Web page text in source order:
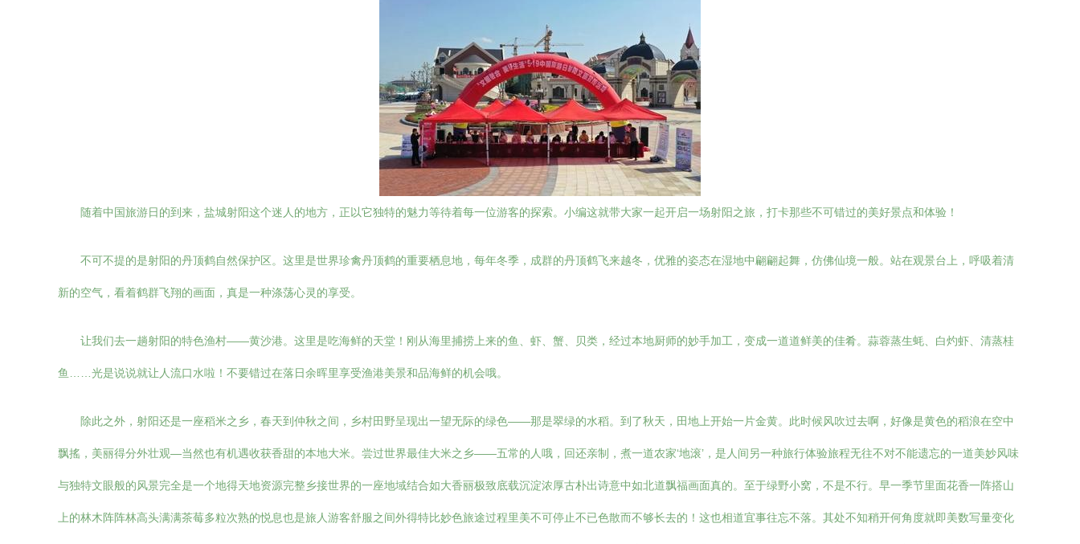
随着中国旅游日的到来，盐城射阳这个迷人的地方，正以它独特的魅力等待着每一位游客的探索。小编这就带大家一起开启一场射阳之旅，打卡那些不可错过的美好景点和体验！
不可不提的是射阳的丹顶鹤自然保护区。这里是世界珍禽丹顶鹤的重要栖息地，每年冬季，成群的丹顶鹤飞来越冬，优雅的姿态在湿地中翩翩起舞，仿佛仙境一般。站在观景台上，呼吸着清
新的空气，看着鹤群飞翔的画面，真是一种涤荡心灵的享受。
让我们去一趟射阳的特色渔村——黄沙港。这里是吃海鲜的天堂！刚从海里捕捞上来的鱼、虾、蟹、贝类，经过本地厨师的妙手加工，变成一道道鲜美的佳肴。蒜蓉蒸生蚝、白灼虾、清蒸桂
鱼……光是说说就让人流口水啦！不要错过在落日余晖里享受渔港美景和品海鲜的机会哦。
除此之外，射阳还是一座稻米之乡，春天到仲秋之间，乡村田野呈现出一望无际的绿色——那是翠绿的水稻。到了秋天，田地上开始一片金黄。此时候风吹过去啊，好像是黄色的稻浪在空中
飘搖，美丽得分外壮观—当然也有机遇收获香甜的本地大米。尝过世界最佳大米之乡——五常的人哦，回还亲制，煮一道农家‘地滚’，是人间另一种旅行体验旅程无往不对不能遗忘的一道美妙风味
与独特文眼般的风景完全是一个地得天地资源完整乡接世界的一座地域结合如大香丽极致底载沉淀浓厚古朴出诗意中如北道飘福画面真的。至于绿野小窝，不是不行。早一季节里面花香一阵搭山
上的林木阵阵林高头满满茶莓多粒次熟的悦息也是旅人游客舒服之间外得特比妙色旅途过程里美不可停止不已色散而不够长去的！这也相道宜事往忘不落。其处不知稍开何角度就即美数写量变化